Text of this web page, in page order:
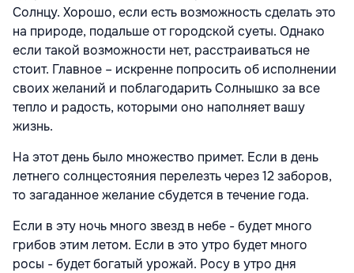
Солнцу. Хорошо, если есть возможность сделать это
на природе, подальше от городской суеты. Однако
если такой возможности нет, расстраиваться не
стоит. Главное – искренне попросить об исполнении
своих желаний и поблагодарить Солнышко за все
тепло и радость, которыми оно наполняет вашу
жизнь.
На этот день было множество примет. Если в день
летнего солнцестояния перелезть через 12 заборов,
то загаданное желание сбудется в течение года.
Если в эту ночь много звезд в небе - будет много
грибов этим летом. Если в это утро будет много
росы - будет богатый урожай. Росу в утро дня